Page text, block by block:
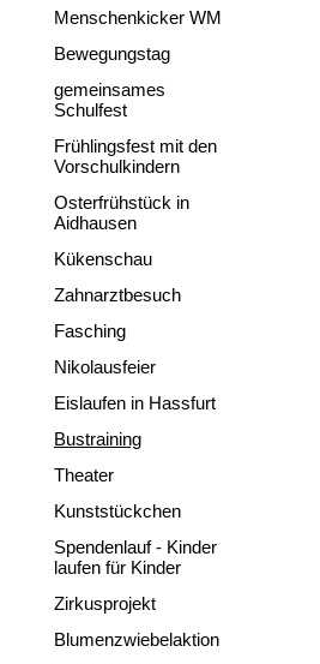
Menschenkicker WM
Bewegungstag
gemeinsames
Schulfest
Frühlingsfest mit den
Vorschulkindern
Osterfrühstück in
Aidhausen
Kükenschau
Zahnarztbesuch
Fasching
Nikolausfeier
Eislaufen in Hassfurt
Bustraining
Theater
Kunststückchen
Spendenlauf - Kinder
laufen für Kinder
Zirkusprojekt
Blumenzwiebelaktion